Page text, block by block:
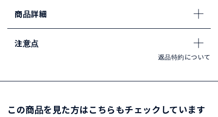
商品詳細
注意点
返品特約について
この商品を見た方はこちらもチェックしています